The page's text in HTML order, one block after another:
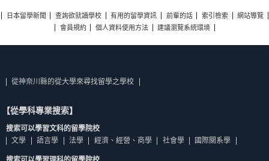
日本留學新聞 查詢欲就讀學校 有用的留學資訊 前輩的話 索引檢索
網站導覽
會員規約
個人資料使用方法 建議瀏覽系統環境
從神奈川縣的從大學來尋找留學之學校
【從學科專業搜索】
搜索可以學習文科的留學院校
文學
語言學 法學 經濟、經營、商學 社會學 國際關系學